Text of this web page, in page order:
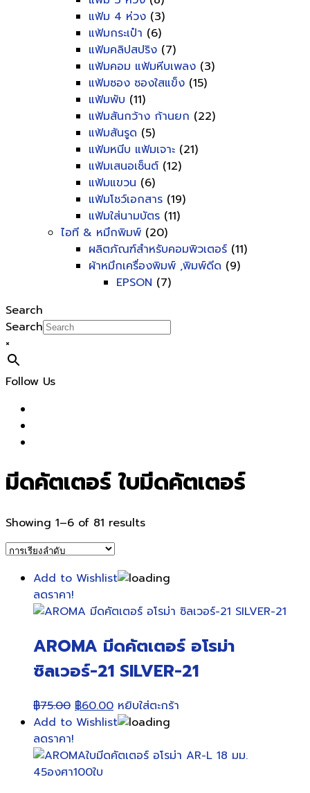
แฟ้ม 4 ห่วง (3)
แฟ้มกระเป๋า (6)
แฟ้มคลิปสปริง (7)
แฟ้มคอม แฟ้มหีบเพลง (3)
แฟ้มซอง ซองใสแข็ง (15)
แฟ้มพับ (11)
แฟ้มสันกว้าง ก้านยก (22)
แฟ้มสันรูด (5)
แฟ้มหนีบ แฟ้มเจาะ (21)
แฟ้มเสนอเซ็นต์ (12)
แฟ้มแขวน (6)
แฟ้มโชว์เอกสาร (19)
แฟ้มใส่นามบัตร (11)
ไอที & หมึกพิมพ์ (20)
ผลิตภัณฑ์สำหรับคอมพิวเตอร์ (11)
ผ้าหมึกเครื่องพิมพ์ ,พิมพ์ดีด (9)
EPSON (7)
Search
Search
×
Follow Us
มีดคัตเตอร์ ใบมีดคัตเตอร์
Showing 1–6 of 81 results
Add to Wishlist
ลดราคา!
AROMA มีดคัตเตอร์ อโรม่า
ซิลเวอร์-21 SILVER-21
฿75.00 Original
price
฿75.00.
฿60.00Current
price
฿60.00.
หยิบใส่ตะกร้า
Add to Wishlist
ลดราคา!